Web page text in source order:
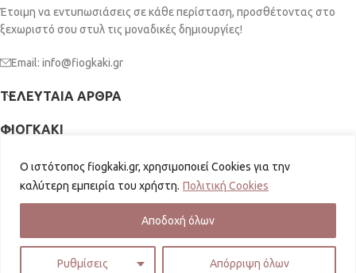
Ο ιστότοπος fiogkaki.gr, χρησιμοποιεί Cookies για την
καλύτερη εμπειρία του χρήστη. Πολιτική Cookies
Ρυθμίσεις Απόρριψη όλων
Αποδοχή όλων
Έτοιμη να εντυπωσιάσεις σε κάθε περίσταση, προσθέτοντας στο
ξεχωριστό σου στυλ τις μοναδικές δημιουργίες!
Email: info@fiogkaki.gr
ΤΕΛΕΥΤΑΊΑ ΆΡΘΡΑ
ΦΙΟΓΚΑΚΙ
ΠΛΗΡΟΦΟΡΙΕΣ
SOCIAL MEDIA
2026 | Powered by